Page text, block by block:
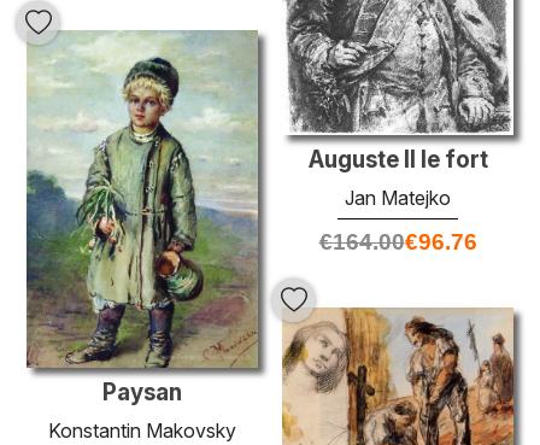
Auguste II le fort
Jan Matejko
€164.00€96.76
Paysan
Konstantin Makovsky